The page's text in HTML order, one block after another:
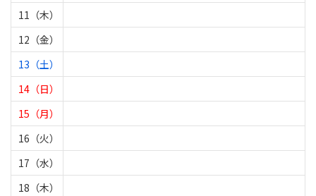
11（木）
12（金）
13（土）
14（日）
15（月）
16（火）
17（水）
18（木）